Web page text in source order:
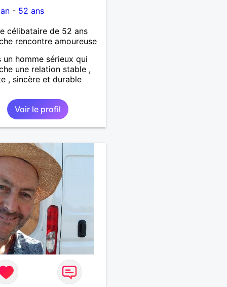
- 52 ans
célibataire de 52 ans
rencontre amoureuse
un homme sérieux qui
une relation stable ,
, sincère et durable
Voir le profil